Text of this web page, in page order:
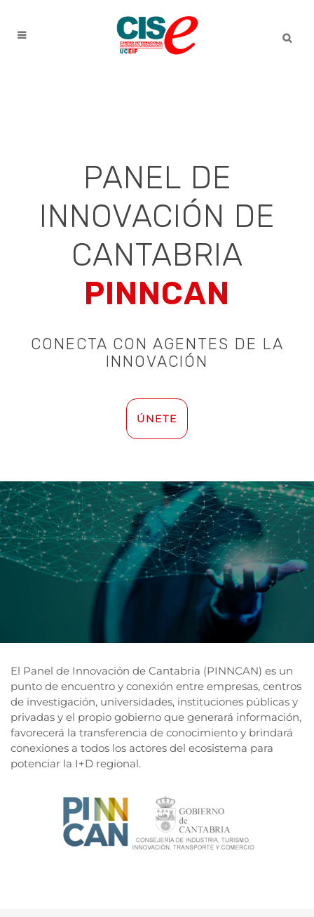
PANEL DE
INNOVACIÓN DE
CANTABRIA
PINNCAN
CONECTA CON AGENTES DE LA
INNOVACIÓN
ÚNETE
El Panel de Innovación de Cantabria (PINNCAN) es un
punto de encuentro y conexión entre empresas, centros
de investigación, universidades, instituciones públicas y
privadas y el propio gobierno que generará información,
favorecerá la transferencia de conocimiento y brindará
conexiones a todos los actores del ecosistema para
potenciar la I+D regional.